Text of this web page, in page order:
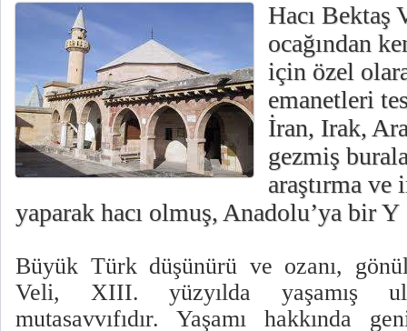
Hacı Bektaş
ocağından
için özel
emanetleri
İran, Irak,
gezmiş
araştırma
yaparak hacı olmuş, Anadolu’ya bir Y
Büyük Türk düşünürü ve ozanı,
Veli, XIII. yüzyılda yaşamış
mutasavvıfıdır. Yaşamı hakkında